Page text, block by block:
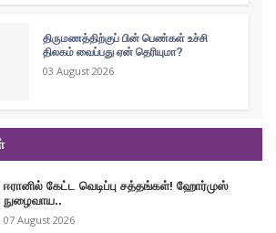
திருமணத்திற்குப் பின் பெண்கள் உச்சி
திலகம் வைப்பது ஏன் தெரியுமா?
03 August 2026
ஈரானில் கேட்ட வெடிப்பு சத்தங்கள்! ஹோர்முஸ்
நுழைவாய..
07 August 2026